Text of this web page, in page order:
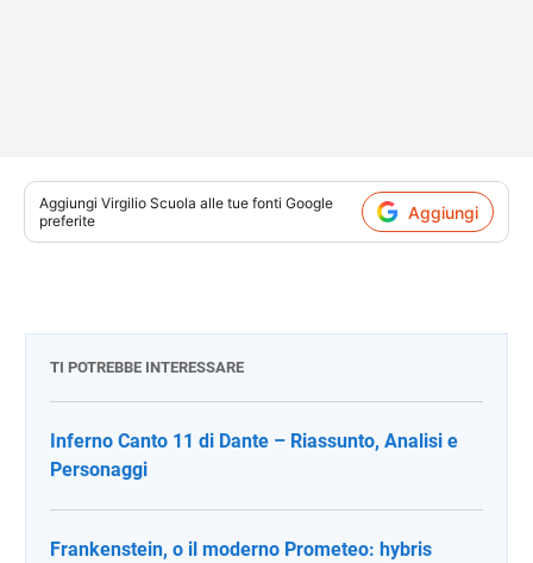
Aggiungi Virgilio Scuola alle tue fonti Google
preferite
Aggiungi
TI POTREBBE INTERESSARE
Inferno Canto 11 di Dante – Riassunto, Analisi e
Personaggi
Frankenstein, o il moderno Prometeo: hybris